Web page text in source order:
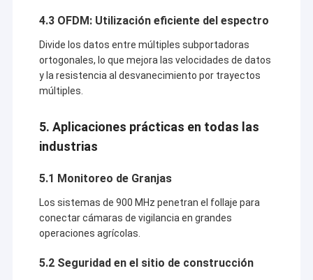
4.3 OFDM: Utilización eficiente del espectro
Divide los datos entre múltiples subportadoras
ortogonales, lo que mejora las velocidades de datos
y la resistencia al desvanecimiento por trayectos
múltiples.
5. Aplicaciones prácticas en todas las
industrias
5.1 Monitoreo de Granjas
Los sistemas de 900 MHz penetran el follaje para
conectar cámaras de vigilancia en grandes
operaciones agrícolas.
5.2 Seguridad en el sitio de construcción